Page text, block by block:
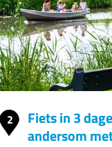
2
Fiets in 3
andersom